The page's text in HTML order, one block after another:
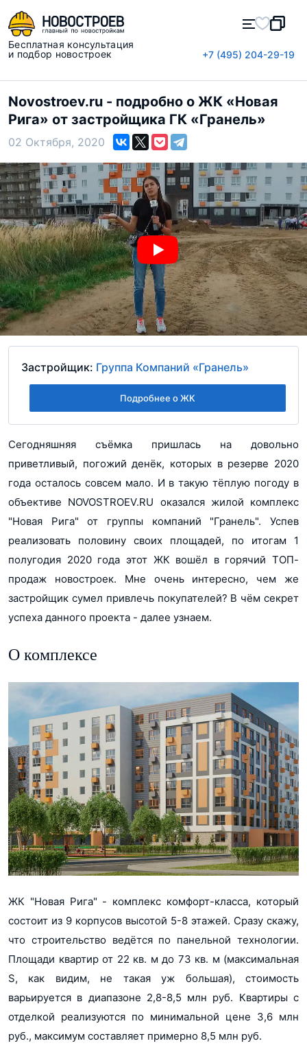
Бесплатная консультация
и подбор новостроек
+7 (495) 204-29-19
Novostroev.ru - подробно о ЖК «Новая
Рига» от застройщика ГК «Гранель»
02 Октября, 2020
Застройщик: Группа Компаний «Гранель»
Подробнее о ЖК
Сегодняшняя съёмка пришлась на довольно
приветливый, погожий денёк, которых в резерве 2020
года осталось совсем мало. И в такую тёплую погоду в
объективе NOVOSTROEV.RU оказался жилой комплекс
"Новая Рига" от группы компаний "Гранель". Успев
реализовать половину своих площадей, по итогам 1
полугодия 2020 года этот ЖК вошёл в горячий ТОП-
продаж новостроек. Мне очень интересно, чем же
застройщик сумел привлечь покупателей? В чём секрет
успеха данного проекта - далее узнаем.
О комплексе
ЖК "Новая Рига" - комплекс комфорт-класса, который
состоит из 9 корпусов высотой 5-8 этажей. Сразу скажу,
что строительство ведётся по панельной технологии.
Площади квартир от 22 кв. м до 73 кв. м (максимальная
S, как видим, не такая уж большая), стоимость
варьируется в диапазоне 2,8-8,5 млн руб. Квартиры с
отделкой реализуются по минимальной цене 3,6 млн
руб., максимум составляет примерно 8,5 млн руб.